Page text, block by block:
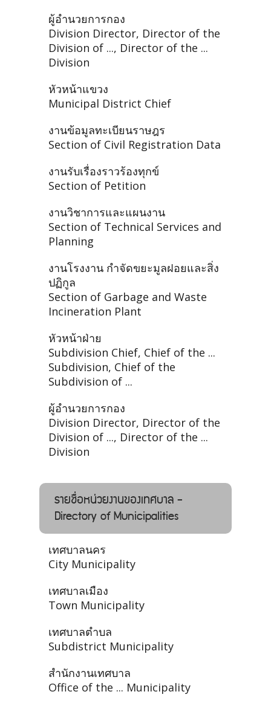
ผู้อำนวยการกอง
Division Director, Director of the
Division of ..., Director of the ...
Division
หัวหน้าแขวง
Municipal District Chief
งานข้อมูลทะเบียนราษฎร
Section of Civil Registration Data
งานรับเรื่องราวร้องทุกข์
Section of Petition
งานวิชาการและแผนงาน
Section of Technical Services and
Planning
งานโรงงาน กำจัดขยะมูลฝอยและสิ่ง
ปฏิกูล
Section of Garbage and Waste
Incineration Plant
หัวหน้าฝ่าย
Subdivision Chief, Chief of the ...
Subdivision, Chief of the
Subdivision of ...
ผู้อำนวยการกอง
Division Director, Director of the
Division of ..., Director of the ...
Division
รายชื่อหน่วยงานของเทศบาล -
Directory of Municipalities
เทศบาลนคร
City Municipality
เทศบาลเมือง
Town Municipality
เทศบาลตำบล
Subdistrict Municipality
สำนักงานเทศบาล
Office of the ... Municipality